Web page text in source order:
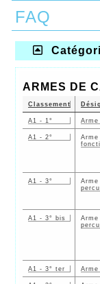
FAQ
ARMES DE
Classement
A1 - 1°
A1 - 2°
A1 - 3°
A1 - 3° bis
A1 - 3° ter